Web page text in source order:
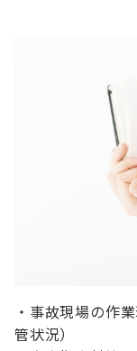
・事故現場の作
管状況）